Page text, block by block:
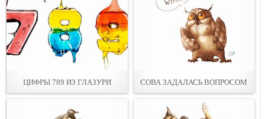
ЦИФРЫ 789 ИЗ ГЛАЗУРИ СОВА ЗАДАЛАСЬ ВОПРОСОМ